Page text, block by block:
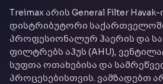
კონტაქტი
პროდუქცია
EN · ქარ
Treimax არის General Filter
დისტრიბუტორი
პროფესიონალურ ჰაერის და
ფილტრებს აჰუს (AHU),
სუფთა ოთახებისა და
პროცესებისთვის. ვამზადებთ